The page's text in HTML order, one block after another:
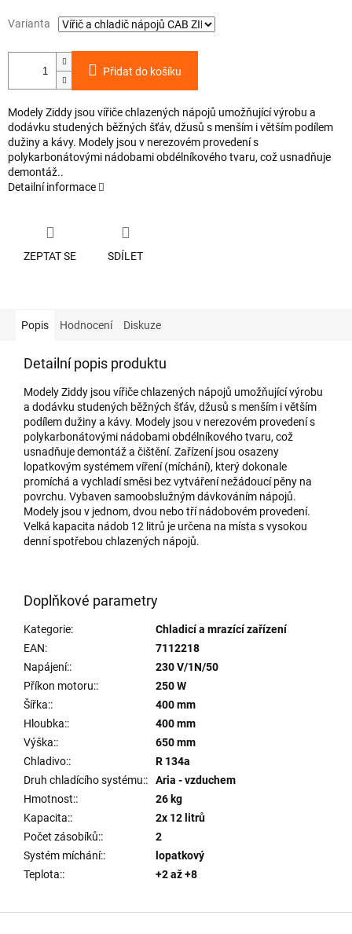
Varianta
Přidat do košíku
Modely Ziddy jsou vířiče chlazených nápojů umožňující výrobu a
dodávku studených běžných šťáv, džusů s menším i větším podílem
dužiny a kávy. Modely jsou v nerezovém provedení s
polykarbonátovými nádobami obdélníkového tvaru, což usnadňuje
demontáž..
Detailní informace
ZEPTAT SE SDÍLET
Popis Hodnocení Diskuze
Detailní popis produktu
Modely Ziddy jsou vířiče chlazených nápojů umožňující výrobu
a dodávku studených běžných šťáv, džusů s menším i větším
podílem dužiny a kávy. Modely jsou v nerezovém provedení s
polykarbonátovými nádobami obdélníkového tvaru, což
usnadňuje demontáž a čištění. Zařízení jsou osazeny
lopatkovým systémem víření (míchání), který dokonale
promíchá a vychladí směsi bez vytváření nežádoucí pěny na
povrchu. Vybaven samoobslužným dávkováním nápojů.
Modely jsou v jednom, dvou nebo tří nádobovém provedení.
Velká kapacita nádob 12 litrů je určena na místa s vysokou
denní spotřebou chlazených nápojů.
Doplňkové parametry
Kategorie:
Chladicí a mrazící zařízení
EAN:
7112218
Napájení::
230 V/1N/50
Příkon motoru::
250 W
Šířka::
400 mm
Hloubka::
400 mm
Výška::
650 mm
Chladivo::
R 134a
Druh chladícího systému::
Aria - vzduchem
Hmotnost::
26 kg
Kapacita::
2x 12 litrů
Počet zásobíků::
2
Systém míchání::
lopatkový
Teplota:: +2 až +8